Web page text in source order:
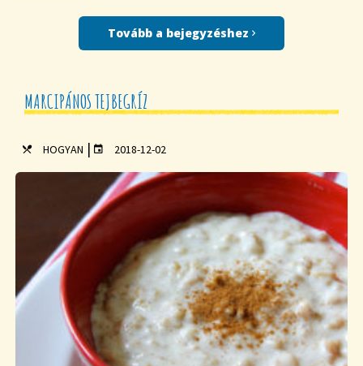
Tovább a bejegyzéshez
MARCIPÁNOS TEJBEGRÍZ
HOGYAN | 2018-12-02